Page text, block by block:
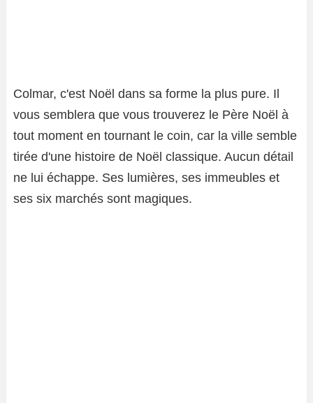
Colmar, c'est Noël dans sa forme la plus pure. Il
vous semblera que vous trouverez le Père Noël à
tout moment en tournant le coin, car la ville semble
tirée d'une histoire de Noël classique. Aucun détail
ne lui échappe. Ses lumières, ses immeubles et
ses six marchés sont magiques.